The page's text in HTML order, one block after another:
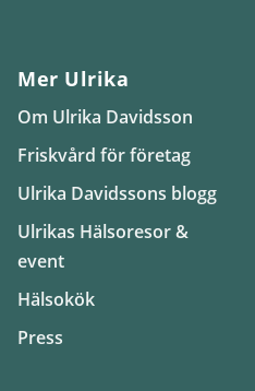
Mer Ulrika
Om Ulrika Davidsson
Friskvård för företag
Ulrika Davidssons blogg
Ulrikas Hälsoresor &
event
Hälsokök
Press